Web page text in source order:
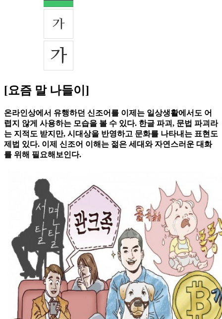
[요즘 말 나들이]
온라인상에서 유행하던 신조어를 이제는 일상생활에서도 어
렵지 않게 사용하는 모습을 볼 수 있다. 한글 파괴, 문법 파괴라
는 지적도 받지만, 시대상을 반영하고 문화를 나타내는 표현도
제법 있다. 이제 신조어 이해는 젊은 세대와 자연스러운 대화
를 위해 필요해보인다.